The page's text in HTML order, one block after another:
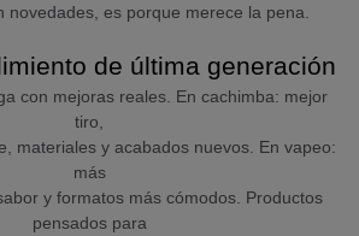
novedades, es porque merece la pena.
de última generación
con mejoras reales. En cachimba: mejor
tiro,
materiales y acabados nuevos. En vapeo:
más
y formatos más cómodos. Productos
pensados para